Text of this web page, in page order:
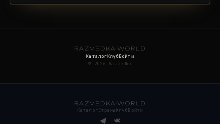
RAZVEDKA·WORLD
КаталогКлубВойти
©
2026 Razvedka
RAZVEDKA·WORLD
Каталог Страны КлубВойти